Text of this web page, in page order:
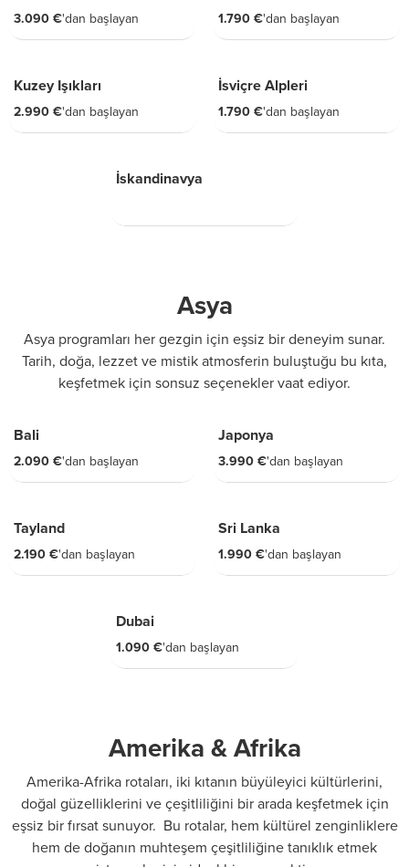
3.090 €'dan başlayan 1.790 €'dan başlayan
Kuzey Işıkları
2.990 €'dan başlayan
İsviçre Alpleri
1.790 €'dan başlayan
İskandinavya
Asya
Asya programları her gezgin için eşsiz bir deneyim sunar.
Tarih, doğa, lezzet ve mistik atmosferin buluştuğu bu kıta,
keşfetmek için sonsuz seçenekler vaat ediyor.
Bali
2.090 €'dan başlayan
Japonya
3.990 €'dan başlayan
Tayland
2.190 €'dan başlayan
Sri Lanka
1.990 €'dan başlayan
Dubai
1.090 €'dan başlayan
Amerika & Afrika
Amerika-Afrika rotaları, iki kıtanın büyüleyici kültürlerini,
doğal güzelliklerini ve çeşitliliğini bir arada keşfetmek için
eşsiz bir fırsat sunuyor. Bu rotalar, hem kültürel zenginliklere
hem de doğanın muhteşem çeşitliliğine tanıklık etmek